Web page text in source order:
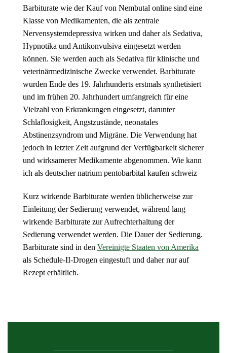
Barbiturate wie der Kauf von Nembutal online sind eine
Klasse von Medikamenten, die als zentrale
Nervensystemdepressiva wirken und daher als Sedativa,
Hypnotika und Antikonvulsiva eingesetzt werden
können. Sie werden auch als Sedativa für klinische und
veterinärmedizinische Zwecke verwendet. Barbiturate
wurden Ende des 19. Jahrhunderts erstmals synthetisiert
und im frühen 20. Jahrhundert umfangreich für eine
Vielzahl von Erkrankungen eingesetzt, darunter
Schlaflosigkeit, Angstzustände, neonatales
Abstinenzsyndrom und Migräne. Die Verwendung hat
jedoch in letzter Zeit aufgrund der Verfügbarkeit sicherer
und wirksamerer Medikamente abgenommen. Wie kann
ich als deutscher natrium pentobarbital kaufen schweiz
Kurz wirkende Barbiturate werden üblicherweise zur
Einleitung der Sedierung verwendet, während lang
wirkende Barbiturate zur Aufrechterhaltung der
Sedierung verwendet werden. Die Dauer der Sedierung.
Barbiturate sind in den Vereinigte Staaten von Amerika
als Schedule-II-Drogen eingestuft und daher nur auf
Rezept erhältlich.